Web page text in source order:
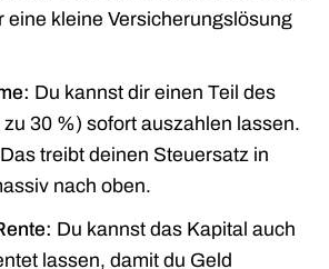
eine kleine Versicherungslösung
Du kannst dir einen Teil des
30 %) sofort auszahlen lassen.
treibt deinen Steuersatz in
nach oben.
Du kannst das Kapital auch
lassen, damit du Geld